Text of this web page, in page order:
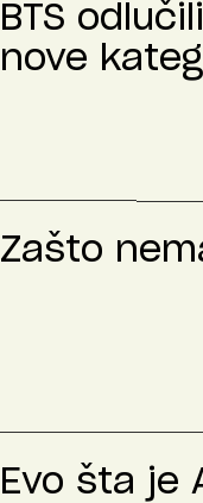
BTS
nove
Zašto
Evo šta je